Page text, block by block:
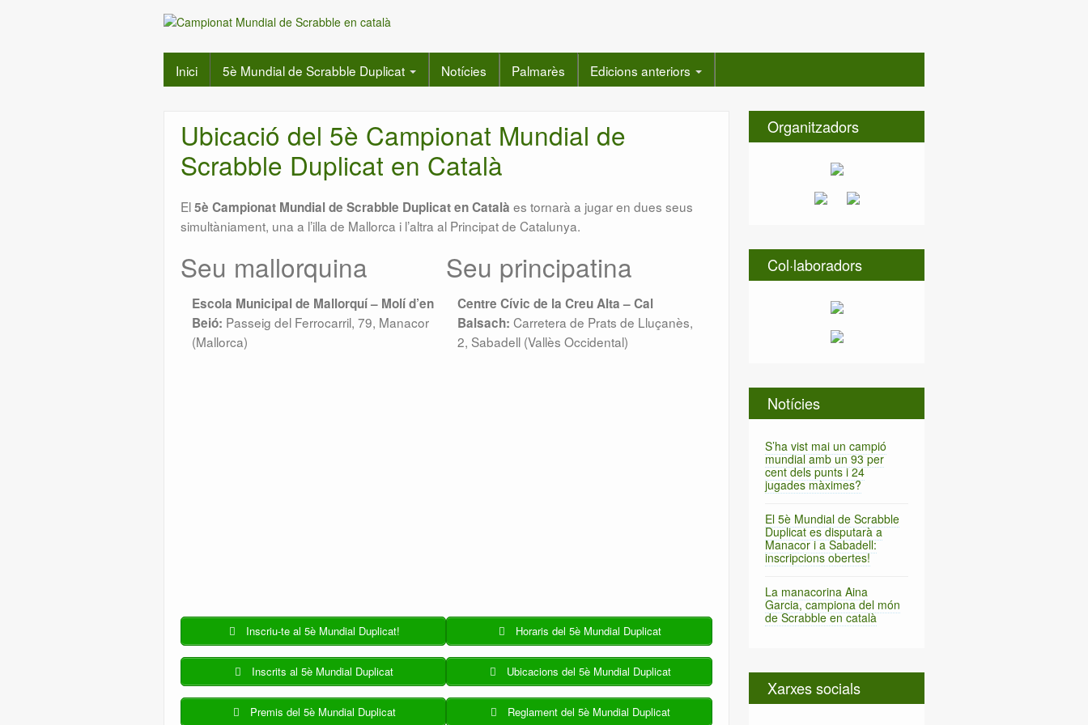
Inici 5è Mundial de Scrabble Duplicat Notícies Palmarès Edicions anteriors
Ubicació del 5è Campionat Mundial de
Scrabble Duplicat en Català
El5è Campionat Mundial de Scrabble Duplicat en Català es tornarà a jugar en dues seus
simultàniament, una a l’illa de Mallorca i l’altra al Principat de Catalunya.
Seu mallorquina
Escola Municipal de Mallorquí – Molí d’en
Beió: Passeig del Ferrocarril, 79, Manacor
(Mallorca)
Seu principatina
Centre Cívic de la Creu Alta – Cal
Balsach: Carretera de Prats de Lluçanès,
2, Sabadell (Vallès Occidental)
Inscriu-te al 5è Mundial Duplicat!
Inscrits al 5è Mundial Duplicat
Premis del 5è Mundial Duplicat
Horaris del 5è Mundial Duplicat
Ubicacions del 5è Mundial Duplicat
Reglament del 5è Mundial Duplicat
Organitzadors
Col·laboradors
Notícies
S’ha vist mai un campió
mundial amb un 93 per
cent dels punts i 24
jugades màximes?
El 5è Mundial de Scrabble
Duplicat es disputarà a
Manacor i a Sabadell:
inscripcions obertes!
La manacorina Aina
Garcia, campiona del món
de Scrabble en català
Xarxes socials